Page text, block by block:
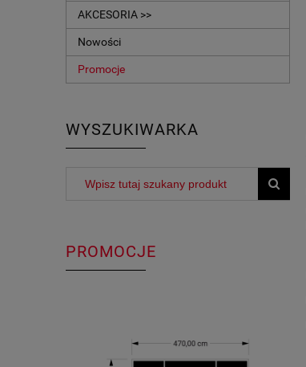
AKCESORIA >>
Nowości
Promocje
WYSZUKIWARKA
PROMOCJE